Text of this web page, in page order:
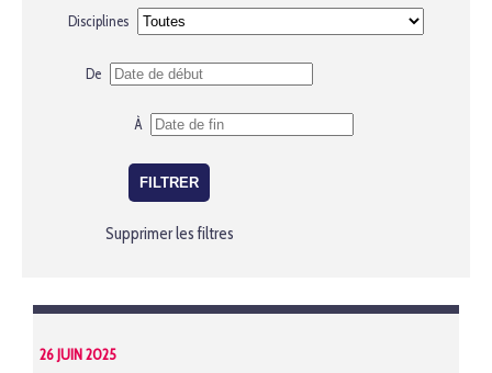
Disciplines
De
À
Supprimer les filtres
26 JUIN 2025